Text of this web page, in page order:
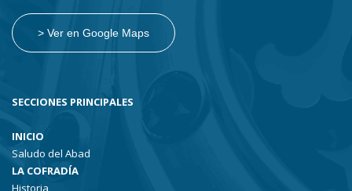
> Ver en Google Maps
SECCIONES PRINCIPALES
INICIO
Saludo del Abad
LA COFRADÍA
Historia